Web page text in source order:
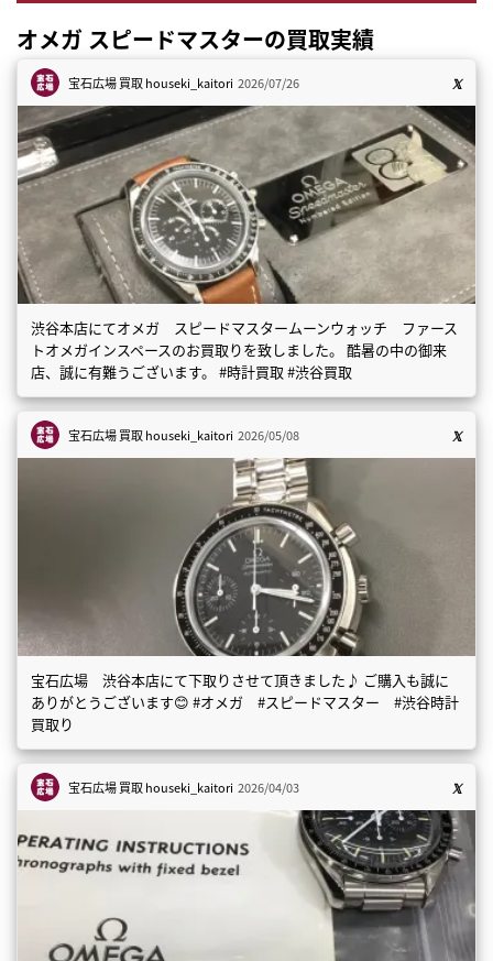
オメガ スピードマスターの買取実績
宝石広場 買取houseki_kaitori 2026/07/26
渋谷本店にてオメガ スピードマスタームーンウォッチ ファース
トオメガインスペースのお買取りを致しました。 酷暑の中の御来
店、誠に有難うございます。 #時計買取 #渋谷買取
宝石広場 買取houseki_kaitori 2026/05/08
宝石広場 渋谷本店にて下取りさせて頂きました♪ ご購入も誠に
ありがとうございます😊 #オメガ #スピードマスター #渋谷時計
買取り
宝石広場 買取houseki_kaitori 2026/04/03